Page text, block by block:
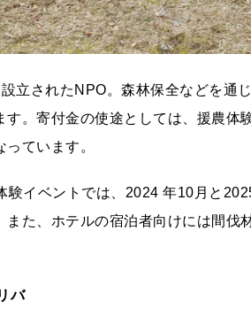
立されたNPO。森林保全などを通
す。寄付金の使途としては、援農体
ています。
イベントでは、2024 年10月と
また、ホテルの宿泊者向けには間伐
バ